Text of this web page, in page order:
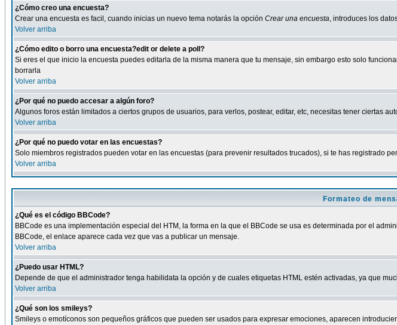
¿Cómo creo una encuesta?
Crear una encuesta es facil, cuando inicias un nuevo tema notarás la opción Crear una encuesta, introduces los
Volver arriba
¿Cómo edito o borro una encuesta?edit or delete a poll?
Si eres el que inicio la encuesta puedes editarla de la misma manera que tu mensaje, sin embargo esto solo
borrarla
Volver arriba
¿Por qué no puedo accesar a algún foro?
Algunos foros están limitados a ciertos grupos de usuarios, para verlos, postear, editar, etc, necesitas tener ciertas
Volver arriba
¿Por qué no puedo votar en las encuestas?
Solo miembros registrados pueden votar en las encuestas (para prevenir resultados trucados), si te has registrado
Volver arriba
Formateo de
¿Qué es el código BBCode?
BBCode es una implementación especial del HTM, la forma en la que el BBCode se usa es determinada por el
BBCode, el enlace aparece cada vez que vas a publicar un mensaje.
Volver arriba
¿Puedo usar HTML?
Depende de que el administrador tenga habilidata la opción y de cuales etiquetas HTML estén activadas, ya que
Volver arriba
¿Qué son los smileys?
Smileys o emotíconos son pequeños gráficos que pueden ser usados para expresar emociones, aparecen